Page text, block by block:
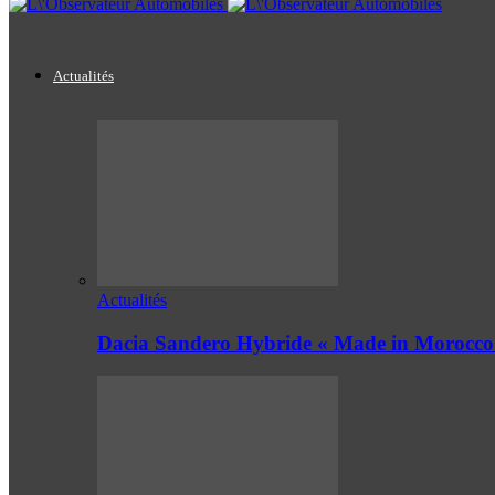
Actualités
Actualités
Dacia Sandero Hybride « Made in